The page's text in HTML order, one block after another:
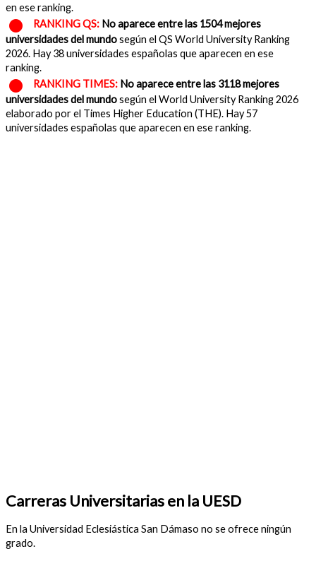
en ese ranking.
RANKING QS: No aparece entre las 1504 mejores
universidades del mundosegún el QS World University Ranking
2026. Hay 38 universidades españolas que aparecen en ese
ranking.
RANKING TIMES: No aparece entre las 3118 mejores
universidades del mundosegún el World University Ranking 2026
elaborado por el Times Higher Education (THE). Hay 57
universidades españolas que aparecen en ese ranking.
Carreras Universitarias en la UESD
En la Universidad Eclesiástica San Dámaso no se ofrece ningún
grado.